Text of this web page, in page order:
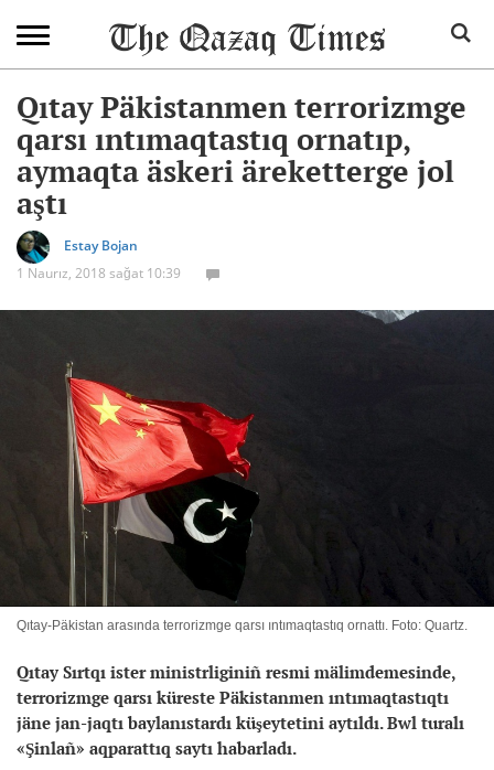
Qıtay Päkistanmen terrorizmge
qarsı ıntımaqtastıq ornatıp,
aymaqta äskeri äreketterge jol
aştı
Estay Bojan
1 Naurız, 2018 sağat 10:39
Qıtay-Päkistan arasında terrorizmge qarsı ıntımaqtastıq ornattı. Foto: Quartz.
Qıtay Sırtqı ister ministrliginiñ resmi mälimdemesinde,
terrorizmge qarsı küreste Päkistanmen ıntımaqtastıqtı
jäne jan-jaqtı baylanıstardı küşeytetini aytıldı. Bwl turalı
«Şinlañ» aqparattıq saytı habarladı.